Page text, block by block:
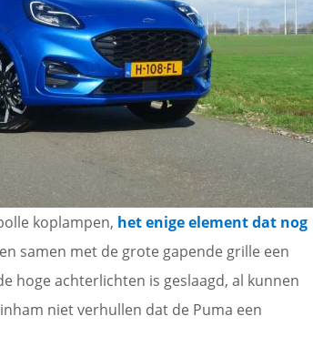
koplampen, het enige element dat nog
samen met de grote gapende grille een
hoge achterlichten is geslaagd, al kunnen
niet verhullen dat de Puma een